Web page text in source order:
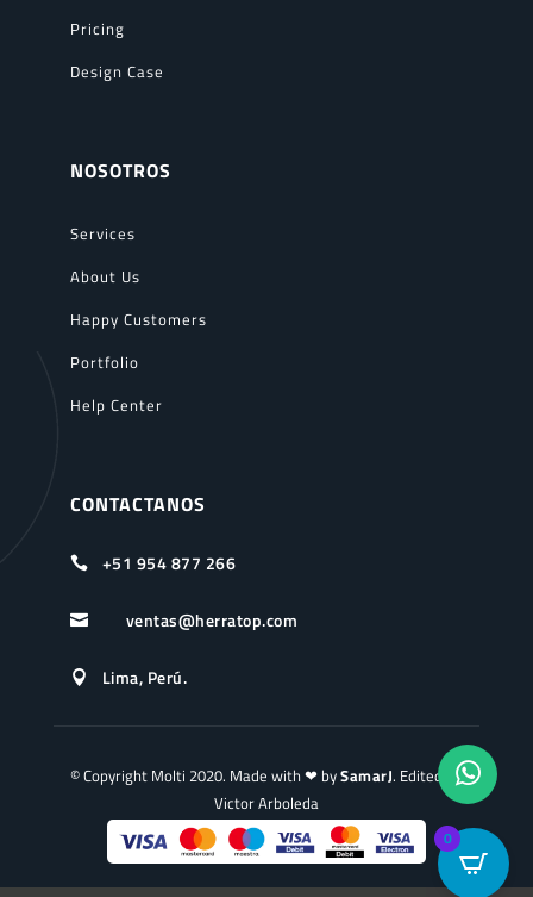
Pricing
Design Case
NOSOTROS
Services
About Us
Happy Customers
Portfolio
Help Center
CONTACTANOS
 +51 954 877 266
 ventas@herratop.com
 Lima, Perú.
© Copyright Molti 2020. Made with ❤ bySamarJ. Edited by
Victor Arboleda
0